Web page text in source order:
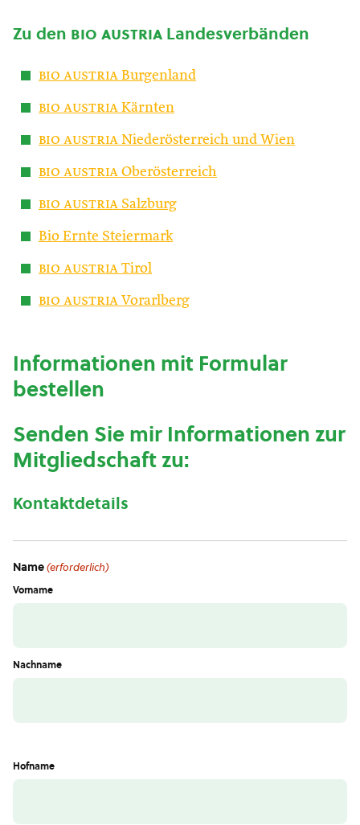
Zu den bio austria Landesverbänden
bio austria Burgenland
bio austria Kärnten
bio austria Niederösterreich und Wien
bio austria Oberösterreich
bio austria Salzburg
Bio Ernte Steiermark
bio austria Tirol
bio austria Vorarlberg
Informationen mit Formular
bestellen
Senden Sie mir Informationen zur
Mitgliedschaft zu:
Kontaktdetails
Name(erforderlich)
Vorname
Nachname
Hofname